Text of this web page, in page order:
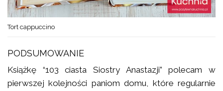
Tort cappuccino
PODSUMOWANIE
Książkę “103 ciasta Siostry Anastazji” polecam w
pierwszej kolejności paniom domu, które regularnie